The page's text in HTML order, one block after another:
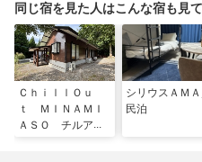
同じ宿を見た人はこんな宿も見
ＣｈｉｌｌＯｕ
ｔ ＭＩＮＡＭＩ
ＡＳＯ チルアウ
シリウスＡＭＡ
民泊